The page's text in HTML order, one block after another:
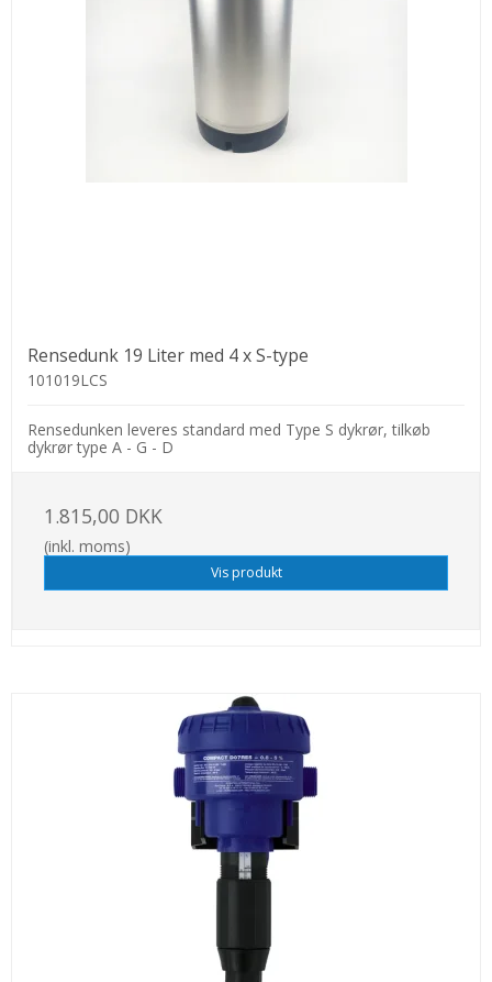
Rensedunk 19 Liter med 4 x S-type
101019LCS
Rensedunken leveres standard med Type S dykrør, tilkøb
dykrør type A - G - D
1.815,00 DKK
(inkl. moms)
Vis produkt